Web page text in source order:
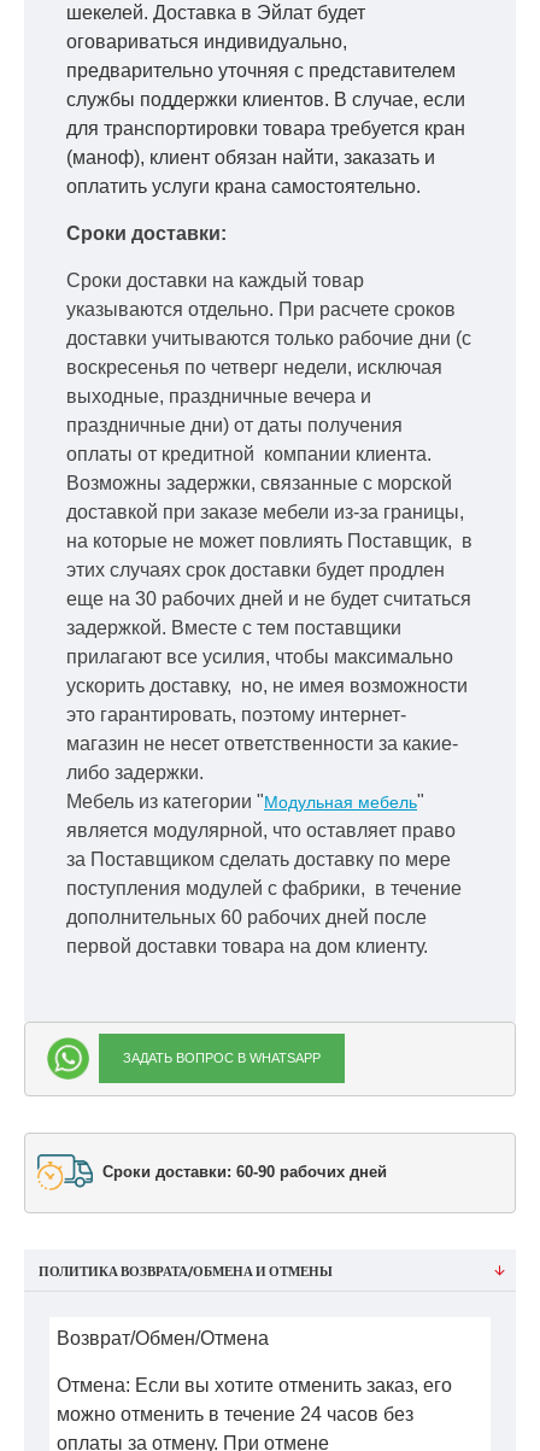
шекелей. Доставка в Эйлат будет
оговариваться индивидуально,
предварительно уточняя с представителем
службы поддержки клиентов. В случае, если
для транспортировки товара требуется кран
(маноф), клиент обязан найти, заказать и
оплатить услуги крана самостоятельно.
Сроки доставки:
Сроки доставки на каждый товар
указываются отдельно. При расчете сроков
доставки учитываются только рабочие дни (с
воскресенья по четверг недели, исключая
выходные, праздничные вечера и
праздничные дни) от даты получения
оплаты от кредитной компании клиента.
Возможны задержки, связанные с морской
доставкой при заказе мебели из-за границы,
на которые не может повлиять Поставщик, в
этих случаях срок доставки будет продлен
еще на 30 рабочих дней и не будет считаться
задержкой. Вместе с тем поставщики
прилагают все усилия, чтобы максимально
ускорить доставку, но, не имея возможности
это гарантировать, поэтому интернет-
магазин не несет ответственности за какие-
либо задержки.
Мебель из категории "Модульная мебель"
является модулярной, что оставляет право
за Поставщиком сделать доставку по мере
поступления модулей с фабрики, в течение
дополнительных 60 рабочих дней после
первой доставки товара на дом клиенту.
ЗАДАТЬ ВОПРОС В WHATSAPP
Сроки доставки: 60-90 рабочих дней
ПОЛИТИКА ВОЗВРАТА/ОБМЕНА И ОТМЕНЫ
Возврат/Обмен/Отмена
Отмена: Если вы хотите отменить заказ, его
можно отменить в течение 24 часов без
оплаты за отмену. При отмене